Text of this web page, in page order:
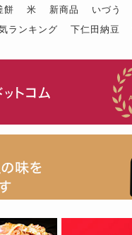
餅 米 新商品 いづう
ランキング 下仁田納豆